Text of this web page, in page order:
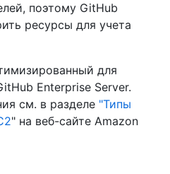
поэтому GitHub
ресурсы для учета
для
Enterprise Server.
см. в разделе "Типы
" на веб-сайте Amazon